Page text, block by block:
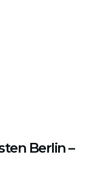
Berlin –